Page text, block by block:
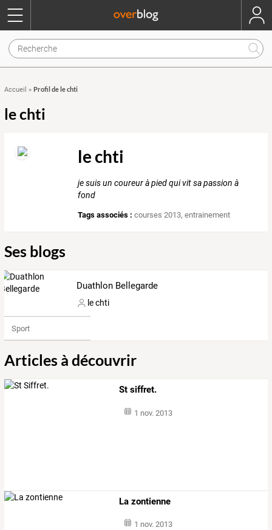
Accueil » Profil de le chti
le chti
le chti
je suis un coureur à pied qui vit sa passion à
fond
Tags associés : courses 2013,entrainement
Ses blogs
Duathlon Bellegarde
le chti
Sport
Articles à découvrir
St siffret.
1 nov. 2013
La zontienne
1 nov. 2013